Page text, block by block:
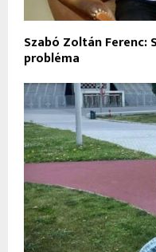
Szabó Zoltán Ferenc:
probléma